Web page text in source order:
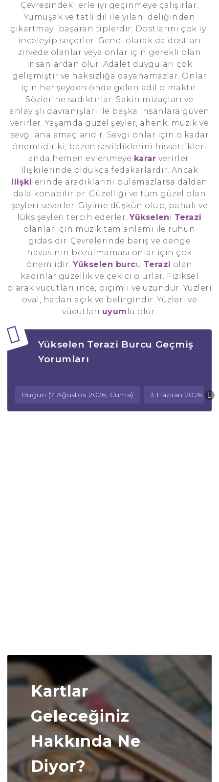
Çevresindekilerle iyi geçinmeye çalışırlar.
Yumuşak ve tatlı dil ile yılanı deliğinden
çıkartmayı başaran tiplerdir. Dostlarını çok iyi
inceleyip seçerler. Genel olarak da dostları
zirvede olanlar veya onlar için gerekli olan
insanlardan olur. Adalet duyguları çok
gelişmiştir ve haksızlığa dayanamazlar. Onlar
için her şeyden önde gelen adil olmaktır.
Sözlerine sadıktırlar. Sakin mizaçları ve
anlayışlı davranışları ile başka insanlara güven
verirler. Yaşamda güzel şeyler, ahenk, müzik ve
sevgi ana amaçlarıdır. Sevgi onlar için o kadar
önemlidir ki, bazen sevildiklerini hissettikleri
anda hemen evlenmeye karar verirler.
İlişkilerinde oldukça fedakarlardır. Ancak
ilişki lerinde aradıklarını bulamazlarsa daldan
dala konabilirler. Güzelliği ve tüm güzel olan
şeyleri severler. Giyime düşkün olup, pahalı ve
lüks şeyleri tercih ederler.Yükseleni Terazi
olanlar için müzik tam anlamı ile ruhun
gıdasıdır. Çevrelerinde barış ve denge
havasının bozulmaması onlar için çok
önemlidir.Yükselen burcu Terazi olan
kadınlar güzellik ve çekici olurlar. Fiziksel
olarak vücutları ince, biçimli ve uzundur. Yüzleri
oval, hatları açık ve belirgindir. Yüzleri ve
vücutları uyum lu olur.
Yükselen Terazi Burcu Geçmiş
Yorumları
Bugün (7 Ağustos 2026, Cuma) 3 Haziran 2026,
Kartlar
Geleceğiniz
Hakkında Ne
Diyor?